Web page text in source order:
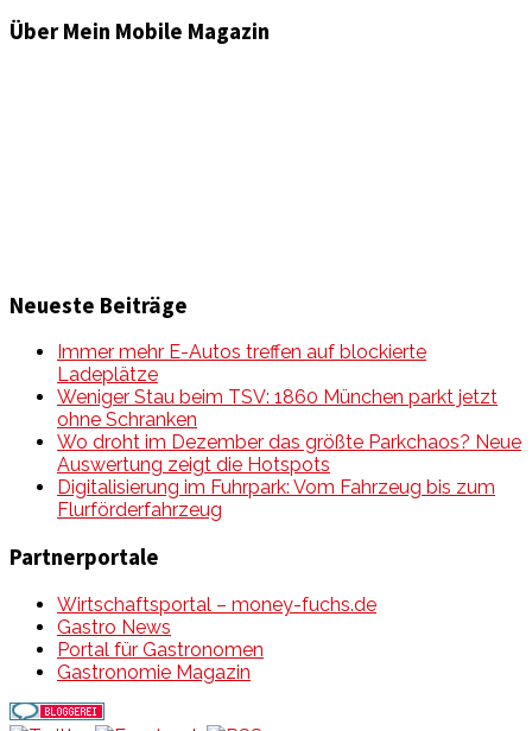
Über Mein Mobile Magazin
Neueste Beiträge
Immer mehr E-Autos treffen auf blockierte
Ladeplätze
Weniger Stau beim TSV: 1860 München parkt jetzt
ohne Schranken
Wo droht im Dezember das größte Parkchaos? Neue
Auswertung zeigt die Hotspots
Digitalisierung im Fuhrpark: Vom Fahrzeug bis zum
Flurförderfahrzeug
Partnerportale
Wirtschaftsportal – money-fuchs.de
Gastro News
Portal für Gastronomen
Gastronomie Magazin